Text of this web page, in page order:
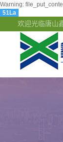
Warning:
51La
欢迎光临唐山